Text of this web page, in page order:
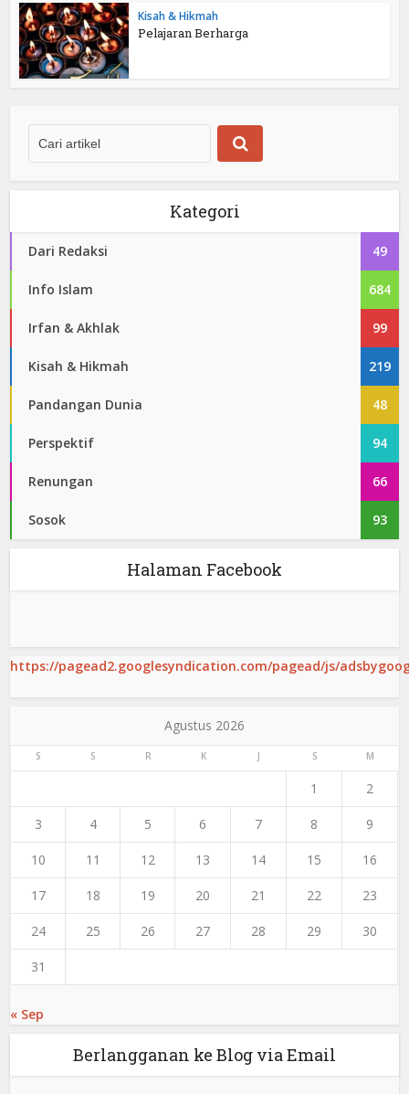
Kisah & Hikmah
Pelajaran Berharga
Kategori
Dari Redaksi 49
Info Islam 684
Irfan & Akhlak 99
Kisah & Hikmah 219
Pandangan Dunia 48
Perspektif 94
Renungan 66
Sosok 93
Halaman Facebook
https://pagead2.googlesyndication.com/pagead/js/
Agustus 2026
S S R K J S M
1 2
3 4 5 6 7 8 9
10 11 12 13 14 15 16
17 18 19 20 21 22 23
24 25 26 27 28 29 30
31
« Sep
Berlangganan ke Blog via Email